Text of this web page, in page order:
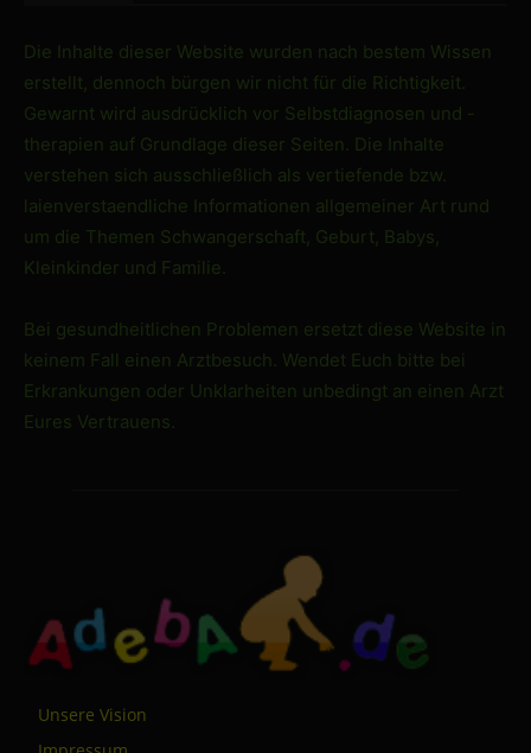
Die Inhalte dieser Website wurden nach bestem Wissen
erstellt, dennoch bürgen wir nicht für die Richtigkeit.
Gewarnt wird ausdrücklich vor Selbstdiagnosen und -
therapien auf Grundlage dieser Seiten. Die Inhalte
verstehen sich ausschließlich als vertiefende bzw.
laienverstaendliche Informationen allgemeiner Art rund
um die Themen Schwangerschaft, Geburt, Babys,
Kleinkinder und Familie.
Bei gesundheitlichen Problemen ersetzt diese Website in
keinem Fall einen Arztbesuch. Wendet Euch bitte bei
Erkrankungen oder Unklarheiten unbedingt an einen Arzt
Eures Vertrauens.
Unsere Vision